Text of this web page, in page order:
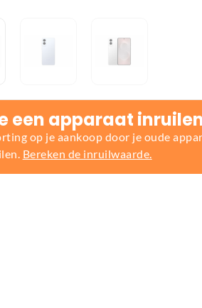
een apparaat
op je aankoop door je oude
Bereken de inruilwaarde.